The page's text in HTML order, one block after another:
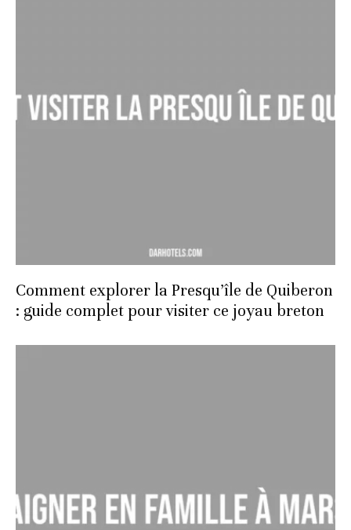
Comment explorer la Presqu’île de Quiberon
: guide complet pour visiter ce joyau breton